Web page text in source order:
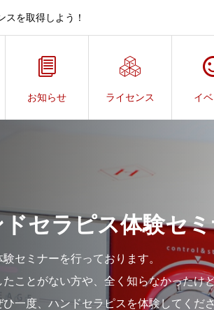
を取得しよう！
お知らせ ライセンス イ
ドセラピス体験セ
セミナーを行っております。
ことがない方や、全く知らなかったけ
一度、ハンドセラピスを体験してくだ